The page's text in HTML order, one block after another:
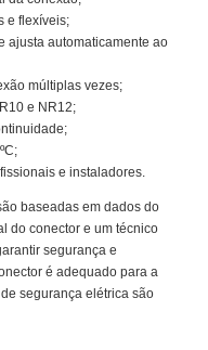
e flexíveis;
ajusta automaticamente ao
múltiplas vezes;
e NR12;
e instaladores.
baseadas em dados do
do conector e um técnico
segurança e
é adequado para a
segurança elétrica são